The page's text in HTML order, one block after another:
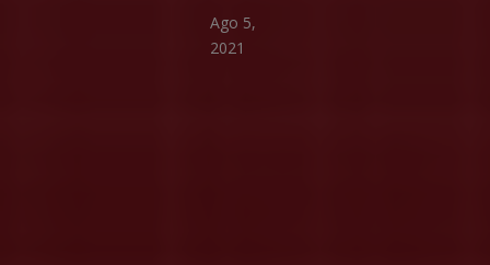
Ago 5,
2021